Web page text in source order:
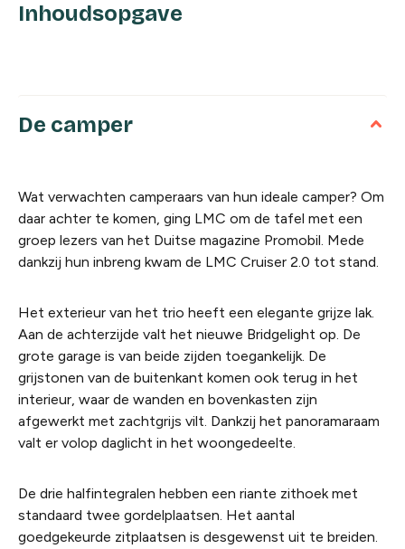
Inhoudsopgave
De camper
Wat verwachten camperaars van hun ideale camper? Om
daar achter te komen, ging LMC om de tafel met een
groep lezers van het Duitse magazine Promobil. Mede
dankzij hun inbreng kwam de LMC Cruiser 2.0 tot stand.
Het exterieur van het trio heeft een elegante grijze lak.
Aan de achterzijde valt het nieuwe Bridgelight op. De
grote garage is van beide zijden toegankelijk. De
grijstonen van de buitenkant komen ook terug in het
interieur, waar de wanden en bovenkasten zijn
afgewerkt met zachtgrijs vilt. Dankzij het panoramaraam
valt er volop daglicht in het woongedeelte.
De drie halfintegralen hebben een riante zithoek met
standaard twee gordelplaatsen. Het aantal
goedgekeurde zitplaatsen is desgewenst uit te breiden.